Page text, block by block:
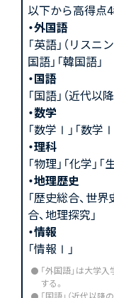
以下から高得点
・外国語
「英語」（リスニ
国語」「韓国語」
・国語
「国語」（近代以
・数学
「数学Ⅰ」「数学
・理科
「物理」「化学」「
・地理歴史
「歴史総合、世界
合、地理探究」
・情報
「情報Ⅰ」
「外国語」は大学
する。